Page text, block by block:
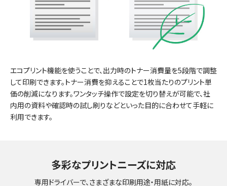
エコプリント機能を使うことで、出力時のトナー消費量を5段階で調整
して印刷できます。トナー消費を抑えることで1枚当たりのプリント単
価の削減になります。ワンタッチ操作で設定を切り替えが可能で、社
内用の資料や確認時の試し刷りなどといった目的に合わせて手軽に
利用できます。
多彩なプリントニーズに対応
専用ドライバーで、さまざまな印刷用途・用紙に対応。